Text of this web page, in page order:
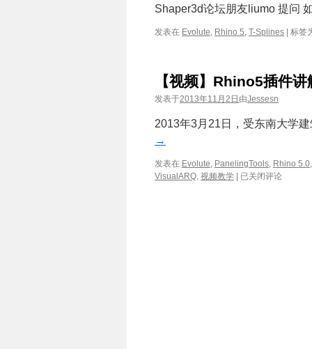
Shaper3d论坛朋友liumo 提问
发表在 Evolute, Rhino 5, T-Splines 标签
【视频】Rhino5插件
发表于2013年11月2日 由Jessesn
2013年3月21日，受东南大学
→
发表在 Evolute, PanelingTools, Rhino 5.0
VisualARQ, 视频教学
【视
已关闭评论